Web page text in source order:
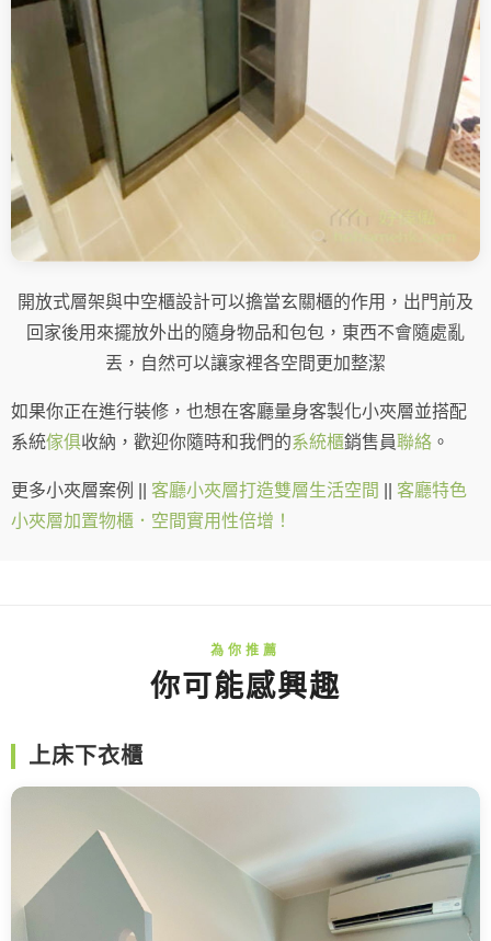
開放式層架與中空櫃設計可以擔當玄關櫃的作用，出門前及
回家後用來擺放外出的隨身物品和包包，東西不會隨處亂
丟，自然可以讓家裡各空間更加整潔
如果你正在進行裝修，也想在客廳量身客製化小夾層並搭配
系統傢俱收納，歡迎你隨時和我們的系統櫃銷售員聯絡 。
更多小夾層案例 || 客廳小夾層打造雙層生活空間
客廳特色
小夾層加置物櫃．空間實用性倍增！
你可能感興趣
上床下衣櫃